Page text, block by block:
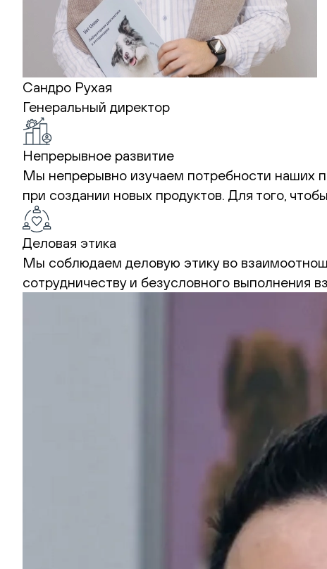
Сандро Рухая
Генеральный директор
Непрерывное развитие
Мы непрерывно изучаем потребности наших
при создании новых продуктов. Для того,
Деловая этика
Мы соблюдаем деловую этику во
сотрудничеству и безусловного выполнения